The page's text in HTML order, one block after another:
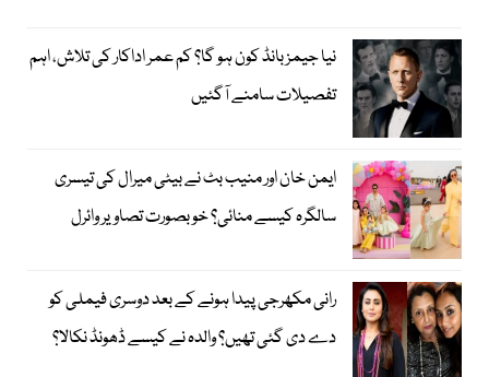
نیا جیمز بانڈ کون ہو گا؟ کم عمر اداکار کی تلاش، اہم
تفصیلات سامنے آگئیں
ایمن خان اور منیب بٹ نے بیٹی میرال کی تیسری
سالگرہ کیسے منائی؟ خوبصورت تصاویر وائرل
رانی مکھرجی پیدا ہونے کے بعد دوسری فیملی کو
دے دی گئی تھیں؟ والدہ نے کیسے ڈھونڈ نکالا؟